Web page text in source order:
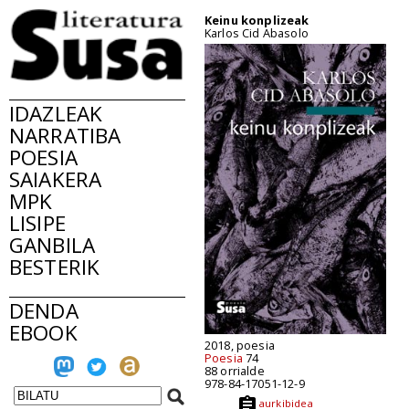
IDAZLEAK
NARRATIBA
POESIA
SAIAKERA
MPK
LISIPE
GANBILA
BESTERIK
DENDA
EBOOK
Keinu konplizeak
Karlos Cid Abasolo
2018, poesia
Poesia 74
88 orrialde
978-84-17051-12-9
aurkibidea